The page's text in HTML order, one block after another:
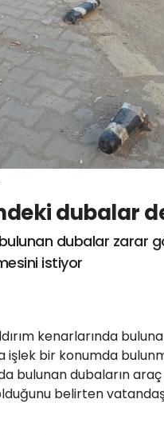
dubalar
dubalar zarar
istiyor
kenarlarında
bir konumda
bulunan dubaların
belirten